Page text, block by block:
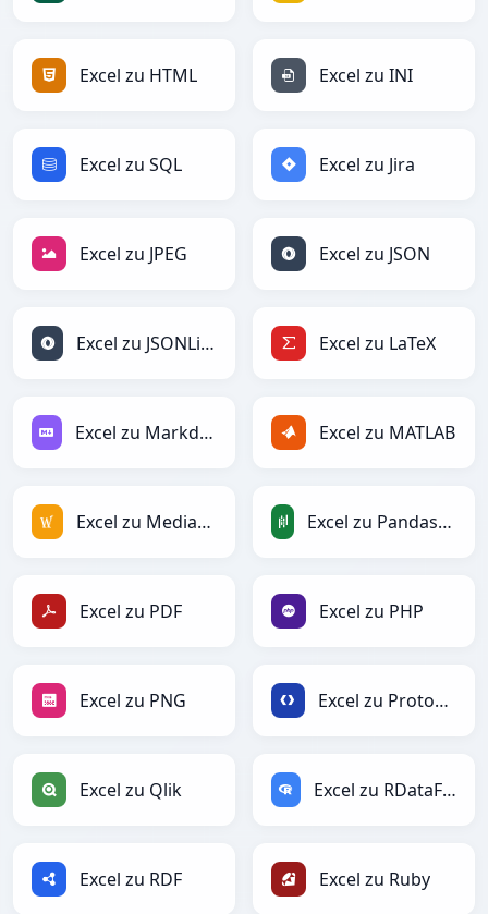
Excel zu HTML Excel zu INI
Excel zu SQL Excel zu Jira
Excel zu JPEG Excel zu JSON
Excel zu JSONLines Excel zu LaTeX
Excel zu Markdown Excel zu MATLAB
Excel zu MediaWiki Excel zu PandasDataFrame
Excel zu PDF Excel zu PHP
Excel zu PNG Excel zu Protobuf
Excel zu Qlik Excel zu RDataFrame
Excel zu RDF Excel zu Ruby